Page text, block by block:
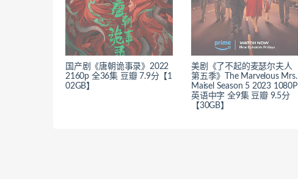
国产剧《唐朝诡事录》2022
2160p 全36集 豆瓣 7.9分【1
02GB】
美剧《了不起的麦瑟尔夫人
第五季》The Marvelous Mrs.
Maisel Season 5 2023 1080P
英语中字 全9集 豆瓣 9.5分
【30GB】